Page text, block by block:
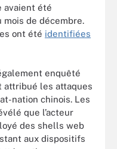
avaient été
de décembre.
ont été identifiées
enquêté
attribué les attaques
nation chinois. Les
que l’acteur
des shells web
aux dispositifs